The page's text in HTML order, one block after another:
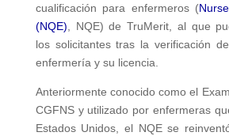
cualificación para enfermeros (
(NQE) , NQE) de TruMerit, al que
los solicitantes tras la verificación
enfermería y su licencia.
Anteriormente conocido como el
CGFNS y utilizado por enfermeras
Estados Unidos, el NQE se